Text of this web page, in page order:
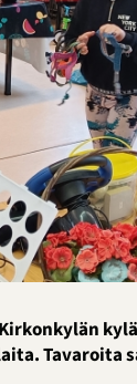
Tavaroita